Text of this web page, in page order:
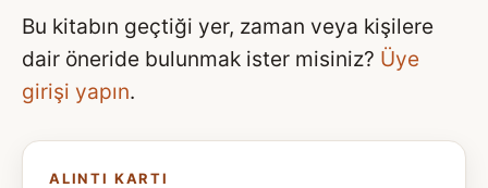
Bu kitabın geçtiği yer, zaman veya kişilere
dair öneride bulunmak ister misiniz? Üye
girişi yapın.
ALINTI KARTI